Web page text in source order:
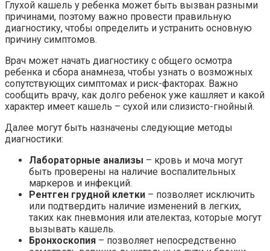
Глухой кашель у ребенка может быть вызван разными
причинами, поэтому важно провести правильную
диагностику, чтобы определить и устранить основную
причину симптомов.
Врач может начать диагностику с общего осмотра
ребенка и сбора анамнеза, чтобы узнать о возможных
сопутствующих симптомах и риск-факторах. Важно
сообщить врачу, как долго ребенок уже кашляет и какой
характер имеет кашель – сухой или слизисто-гнойный.
Далее могут быть назначены следующие методы
диагностики:
Лабораторные анализы – кровь и моча могут
быть проверены на наличие воспалительных
маркеров и инфекций.
Рентген грудной клетки – позволяет исключить
или подтвердить наличие изменений в легких,
таких как пневмония или ателектаз, которые могут
вызывать кашель.
Бронхоскопия – позволяет непосредственно